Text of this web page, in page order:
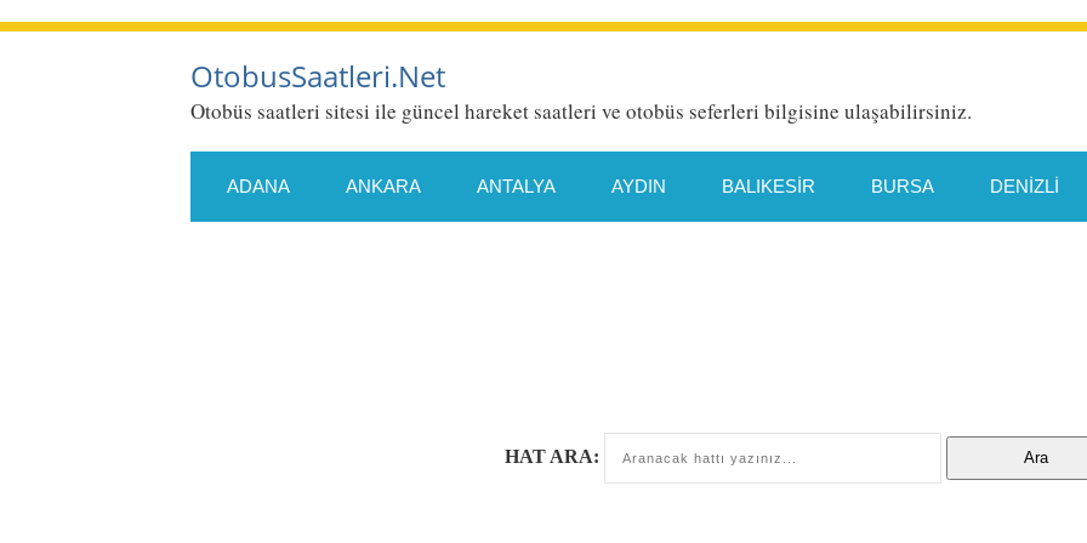
OtobusSaatleri.Net
Otobüs saatleri sitesi ile güncel hareket saatleri ve otobüs seferleri bilgisine ulaşabilirsiniz.
ADANA ANKARA ANTALYA AYDIN BALIKESIR BURSA DENIZLI
HAT ARA: